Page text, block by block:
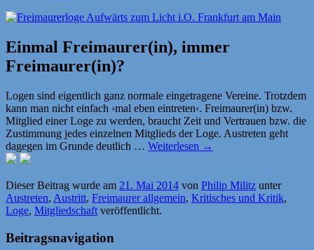
Einmal Freimaurer(in), immer
Freimaurer(in)?
Logen sind eigentlich ganz normale eingetragene Vereine. Trotzdem
kann man nicht einfach ›mal eben eintreten‹. Freimaurer(in) bzw.
Mitglied einer Loge zu werden, braucht Zeit und Vertrauen bzw. die
Zustimmung jedes einzelnen Mitglieds der Loge. Austreten geht
dagegen im Grunde deutlich … Weiterlesen →
Dieser Beitrag wurde am 21. Mai 2014 von Philip Militz unter
Austreten, Austritt, Freimaurer allgemein, Kritisches und Kritik,
Loge, Mitgliedschaft veröffentlicht.
Beitragsnavigation